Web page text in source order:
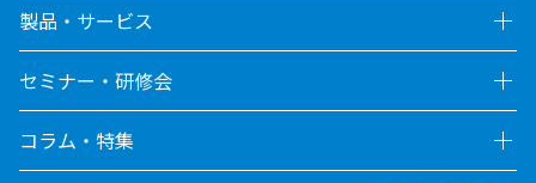
製品・サービス
セミナー・研修会
コラム・特集